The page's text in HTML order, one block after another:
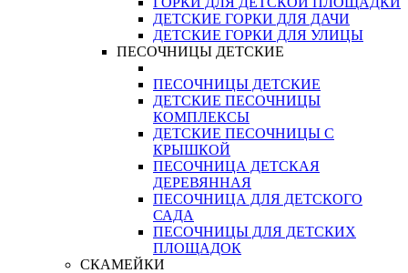
ДЕТСКИЕ ГОРКИ ДЛЯ ДАЧИ
ДЕТСКИЕ ГОРКИ ДЛЯ УЛИЦЫ
ПЕСОЧНИЦЫ ДЕТСКИЕ
ПЕСОЧНИЦЫ ДЕТСКИЕ
ДЕТСКИЕ ПЕСОЧНИЦЫ
КОМПЛЕКСЫ
ДЕТСКИЕ ПЕСОЧНИЦЫ С
КРЫШКОЙ
ПЕСОЧНИЦА ДЕТСКАЯ
ДЕРЕВЯННАЯ
ПЕСОЧНИЦА ДЛЯ ДЕТСКОГО
САДА
ПЕСОЧНИЦЫ ДЛЯ ДЕТСКИХ
ПЛОЩАДОК
СКАМЕЙКИ